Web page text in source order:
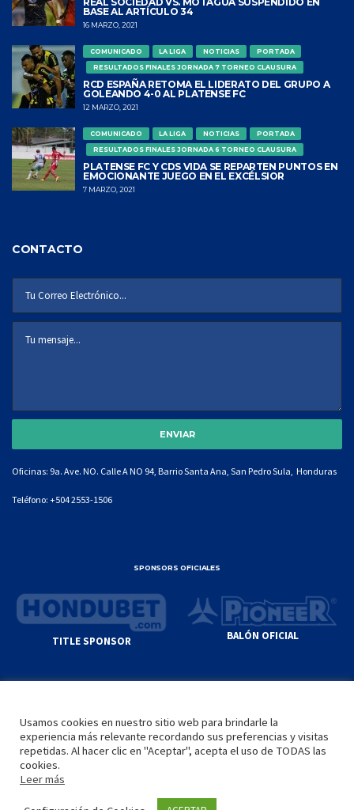
BASE AL ARTÍCULO 34
16 MARZO, 2021
COMUNICADO LA LIGA NOTICIAS
PORTADA
RESULTADOS FINALES JORNADA 7 TORNEO CLAUSURA
RCD ESPAÑA RETOMA EL LIDERATO DEL GRUPO A
GOLEANDO 4-0 AL PLATENSE FC
12 MARZO, 2021
COMUNICADO LA LIGA NOTICIAS
PORTADA
RESULTADOS FINALES JORNADA 6 TORNEO CLAUSURA
PLATENSE FC Y CDS VIDA SE REPARTEN PUNTOS EN
EMOCIONANTE JUEGO EN EL EXCÉLSIOR
7 MARZO, 2021
CONTACTO
Oficinas: 9a. Ave. NO. Calle A NO 94, Barrio Santa Ana, San Pedro Sula, Honduras
Teléfono: +504 2553-1506
SPONSORS OFICIALES
TITLE SPONSOR BALÓN OFICIAL
YOUTUBE TERMS OF SERVICE
PRIVACY POLICY
POLÍTICA DE PRIVACIDAD
INICIO
Usamos cookies en nuestro sitio web para brindarle la
experiencia más relevante recordando sus preferencias y visitas
repetidas. Al hacer clic en "Aceptar", acepta el uso de TODAS las
cookies.
Leer más